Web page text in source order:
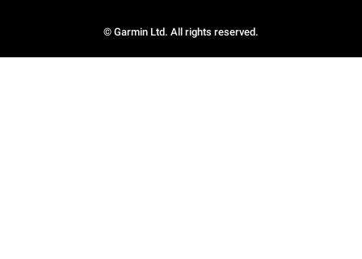
© Garmin Ltd. All rights reserved.